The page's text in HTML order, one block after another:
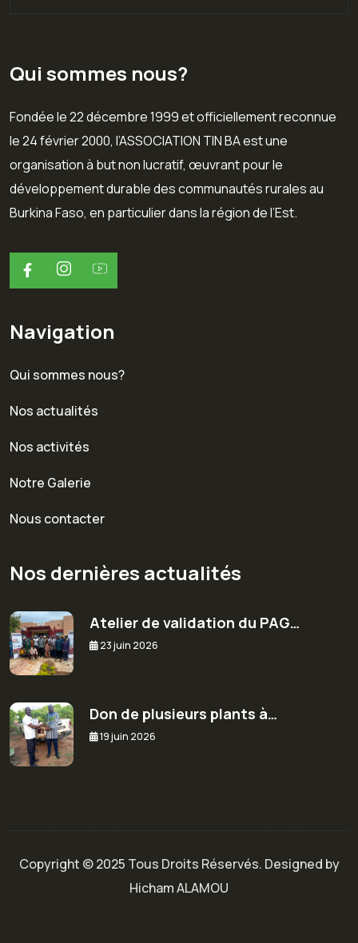
Qui sommes nous?
Fondée le 22 décembre 1999 et officiellement reconnue
le 24 février 2000, l’ASSOCIATION TIN BA est une
organisation à but non lucratif, œuvrant pour le
développement durable des communautés rurales au
Burkina Faso, en particulier dans la région de l’Est.
Navigation
Qui sommes nous?
Nos actualités
Nos activités
Notre Galerie
Nous contacter
Nos dernières actualités
Atelier de validation du PAG…
23 juin 2026
Don de plusieurs plants à…
19 juin 2026
Copyright © 2025 Tous Droits Réservés. Designed by
Hicham ALAMOU